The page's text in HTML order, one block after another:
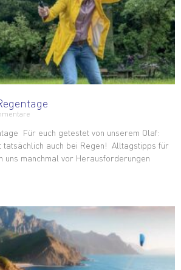
Für euch getestet von unserem Olaf:
tatsächlich auch bei Regen! Alltagstipps für
uns manchmal vor Herausforderungen